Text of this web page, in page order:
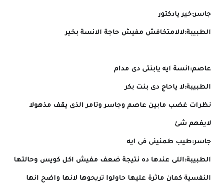
جاسر:خير يادكتور
الطبيبة:لالامتخافش مفيش حاجة الانسة بخير
عاصم:انسة ايه يابنتى دى مدام
الطبيبة:لا ياحاج دى بنت بكر
نظرات غضب مابين عاصم وجاسر وتامر الذى يقف مذهولا
لايفهم شئ
جاسر:طيب طمنينى فى ايه
الطبيبة:اللى عندها ده نتيجة ضعف مفيش اكل كويس وحالتها
النفسية كمان ماثرة عليها حاولوا تريحوها لانها واضح انها